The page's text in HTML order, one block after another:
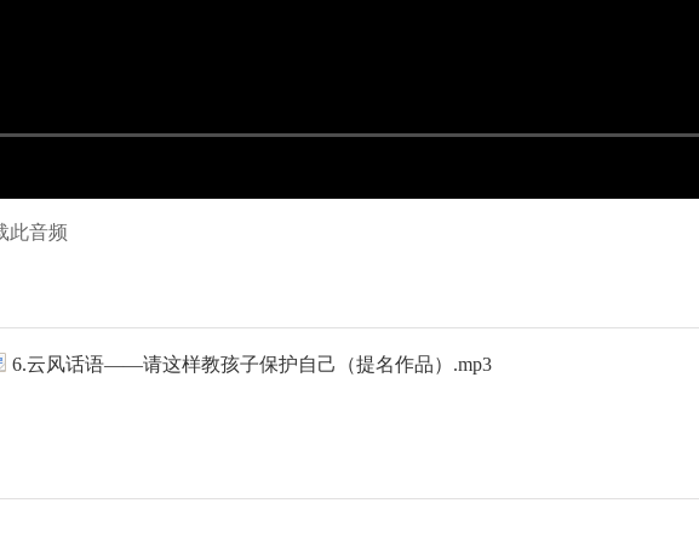
此音频
6.云风话语——请这样教孩子保护自己（提名作品）.mp3